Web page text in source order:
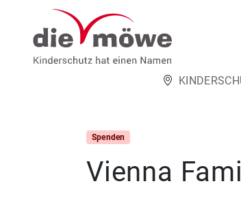
Weiter zum Inhalt
Spenden
Vienna